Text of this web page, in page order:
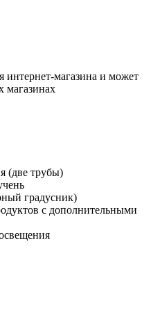
интернет-магазина и может
магазинах
(две трубы)
градусник)
с дополнительными